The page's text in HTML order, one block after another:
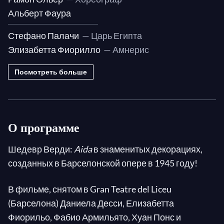
II, 2: Ballet
II, 2: «Vieni, o guerriero vindice»
II, 2: "Salvator della patria "
II, 2: "Che Veggo ! Egli ? Mio padre !"
II, 2: "Ma tu, Re, tu signore possente"
III: "O tu che sei d’Osiride"
III: "Qui Radamès verrà!"
III: "Oh patria mia"
III: "Ciel! mio padre!"
III: "Padre, a costoro schiava non sono"
III: "Pur ti riveggo, mia dolce Aida"
Альберт Фаура
Стефано Палачи — Царь Египта
Элизабетта Фиорилло — Амнерис
Посмотреть больше
О программе
Шедевр Верди: Aidaв знаменитых декорациях,
созданных в Барселонской опере в 1945 году!
В фильме, снятом в Gran Teatre del Liceu
(Барселона) Даниела Десси, Елизабетта
Фиорильо, Фабио Армильято, Хуан Понс и